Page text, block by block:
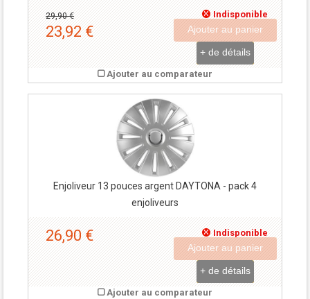
Indisponible
29,90 €
23,92 € Ajouter au panier
+ de détails
Ajouter au comparateur
Enjoliveur 13 pouces argent DAYTONA - pack 4
enjoliveurs
Indisponible
26,90 €
Ajouter au panier
+ de détails
Ajouter au comparateur